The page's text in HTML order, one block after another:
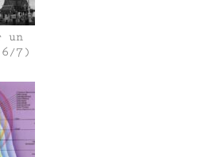
un
7)